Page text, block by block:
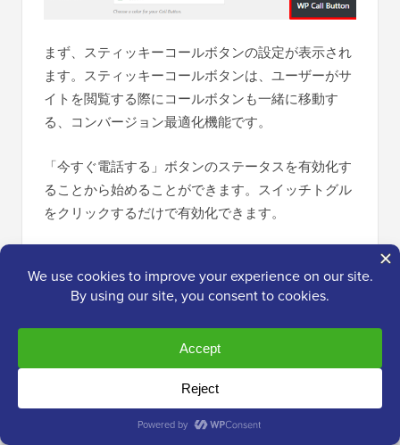
まず、スティッキーコールボタンの設定が表示され
ます。スティッキーコールボタンは、ユーザーがサ
イトを閲覧する際にコールボタンも一緒に移動す
る、コンバージョン最適化機能です。
「今すぐ電話する」ボタンのステータスを有効化す
ることから始めることができます。スイッチトグル
をクリックするだけで有効化できます。
コールボタンには、国コード付きの電話番号フィー
ルドがあります。国を選択して、会社の電話番号を
入力するだけです。
ビジネス番号をお持ちでない場合は、Nextivaから取
得できます。信頼できるビジネスVoIPプロバイダー